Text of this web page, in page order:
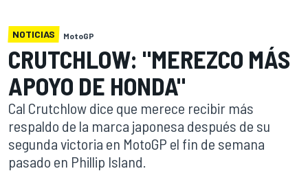
NOTICIAS MotoGP
CRUTCHLOW: "MEREZCO MÁS
APOYO DE HONDA"
Cal Crutchlow dice que merece recibir más
respaldo de la marca japonesa después de su
segunda victoria en MotoGP el fin de semana
pasado en Phillip Island.